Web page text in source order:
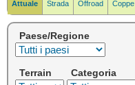
Attuale Strada Offroad Coppe
Paese/Regione
Terrain Categoria